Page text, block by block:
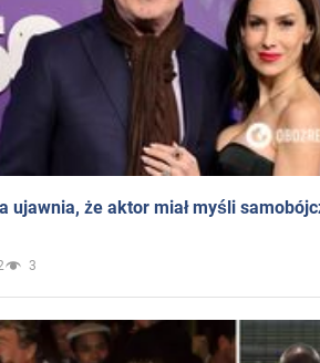
ujawnia, że aktor miał myśli
3